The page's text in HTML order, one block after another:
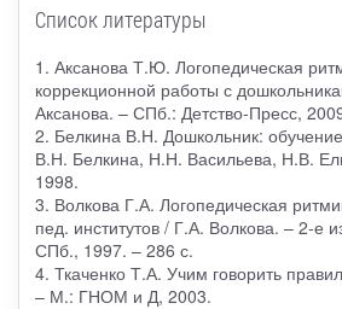
Список литературы
1. Аксанова Т.Ю. Логопедическая
коррекционной работы с
Аксанова. – СПб.: Детство-Пресс,
2. Белкина В.Н. Дошкольник:
В.Н. Белкина, Н.Н. Васильева, Н.В.
1998.
3. Волкова Г.А. Логопедическая
пед. институтов / Г.А. Волкова. – 2-е
СПб., 1997. – 286 с.
4. Ткаченко Т.А. Учим говорить
– М.: ГНОМ и Д, 2003.